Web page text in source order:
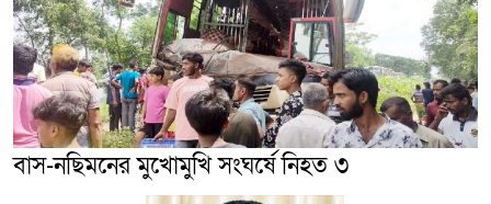
বাস-নছিমনের মুখোমুখি সংঘর্ষে নিহত ৩